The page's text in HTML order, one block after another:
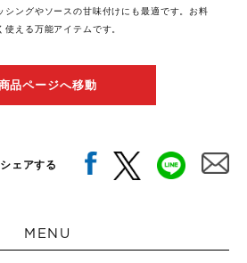
シングやソースの甘味付けにも最適です。お料
える万能アイテムです。
品ページへ移動
シェアする
MENU